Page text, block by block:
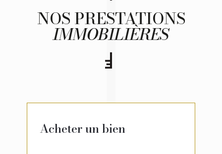
NOS PRESTATIONS
IMMOBILIÈRES
Acheter un bien